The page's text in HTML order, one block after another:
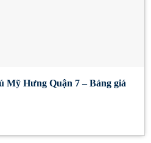
Mỹ Hưng Quận 7 – Bảng giá